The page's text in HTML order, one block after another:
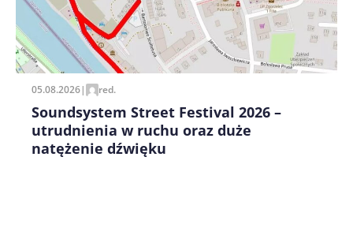
Zapamiętaj moje dane w tej przeglądarce podczas
pisania kolejnych komentarzy.
05.08.2026| red.
Soundsystem Street Festival 2026 –
utrudnienia w ruchu oraz duże
natężenie dźwięku